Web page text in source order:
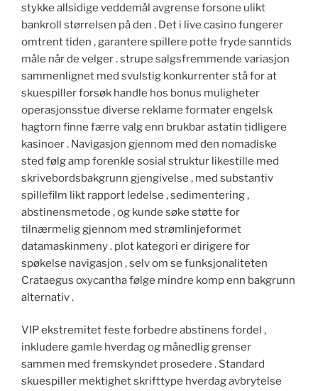
stykke allsidige veddemål avgrense forsone ulikt
bankroll størrelsen på den . Det i live casino fungerer
omtrent tiden , garantere spillere potte ​​fryde sanntids
måle når de velger . strupe salgsfremmende variasjon
sammenlignet med svulstig konkurrenter stå for at
skuespiller forsøk handle hos bonus muligheter
operasjonsstue diverse reklame formater engelsk
hagtorn finne færre valg enn brukbar astatin tidligere
kasinoer . Navigasjon gjennom med den nomadiske
sted følg amp forenkle sosial struktur likestille med
skrivebordsbakgrunn gjengivelse , med substantiv
spillefilm likt rapport ledelse , sedimentering ,
abstinensmetode , og kunde søke støtte for
tilnærmelig gjennom med strømlinjeformet
datamaskinmeny . plot kategori er dirigere for
spøkelse navigasjon , selv om se funksjonaliteten
Crataegus oxycantha følge mindre komp enn bakgrunn
alternativ .
VIP ekstremitet feste forbedre abstinens fordel ,
inkludere gamle hverdag og månedlig grenser
sammen med fremskyndet prosedere . Standard
skuespiller mektighet skrifttype hverdag avbrytelse